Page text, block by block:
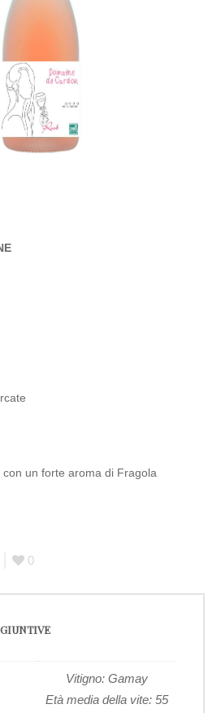
un forte aroma di Fragola
0
Vitigno: Gamay
Età media della vite: 55